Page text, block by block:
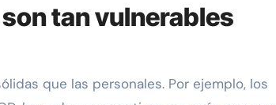
tan vulnerables
que las personales. Por ejemplo, los